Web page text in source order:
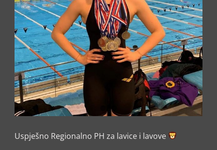
Uspješno Regionalno PH za lavice i lavove